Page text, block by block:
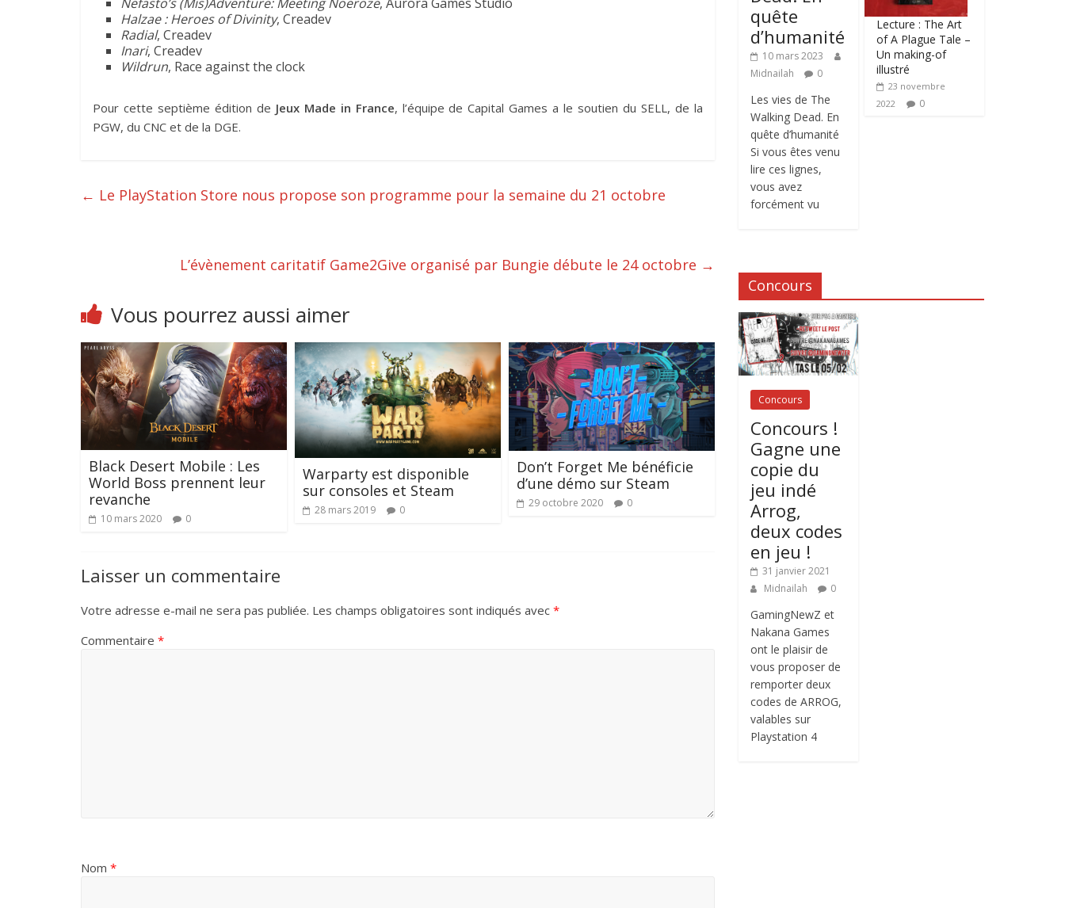
Halzae : Heroes of Divinity, Creadev
Radial, Creadev
Inari, Creadev
Wildrun, Race against the clock
Pour cette septième édition de Jeux Made in France, l’équipe de Capital Games a le soutien du SELL, de la
PGW, du CNC et de la DGE.
← Le PlayStation Store nous propose son programme pour la semaine du 21 octobre
L’évènement caritatif Game2Give organisé par Bungie débute le 24 octobre →
Vous pourrez aussi aimer
Black Desert Mobile : Les
World Boss prennent leur
revanche
10 mars 2020 0
Warparty est disponible
sur consoles et Steam
28 mars 2019 0
Don’t Forget Me bénéficie
d’une démo sur Steam
29 octobre 2020 0
Laisser un commentaire
Votre adresse e-mail ne sera pas publiée. Les champs obligatoires sont indiqués avec *
Commentaire *
Nom *
quête
d’humanité
10 mars 2023
Midnailah
0
Les vies de The
Walking Dead. En
quête d’humanité
Si vous êtes venu
lire ces lignes,
vous avez
forcément vu
Lecture : The Art
of A Plague Tale –
Un making-of
illustré
23 novembre
2022
0
Concours
Concours
Concours !
Gagne une
copie du
jeu indé
Arrog,
deux codes
en jeu !
31 janvier 2021
Midnailah
0
GamingNewZ et
Nakana Games
ont le plaisir de
vous proposer de
remporter deux
codes de ARROG,
valables sur
Playstation 4